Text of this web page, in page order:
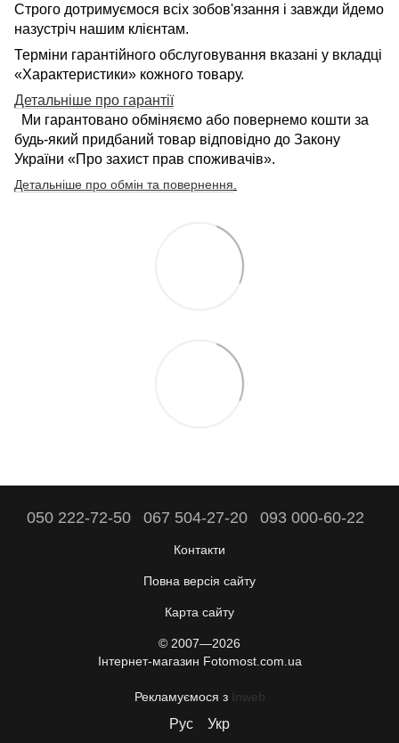
Строго дотримуємося всіх зобов'язання і завжди йдемо
назустріч нашим клієнтам.
Терміни гарантійного обслуговування вказані у вкладці
«Характеристики» кожного товару.
Детальніше про гарантії
Ми гарантовано обміняємо або повернемо кошти за
будь-який придбаний товар відповідно до Закону
України «Про захист прав споживачів».
Детальніше про обмін та повернення
050 222-72-50 067 504-27-20 093 000-60-22
Контакти
Повна версія сайту
Карта сайту
© 2007—2026
Інтернет-магазин Fotomost.com.ua
Рекламуємося з Inweb
Рус Укр